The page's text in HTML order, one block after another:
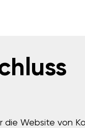
Website von